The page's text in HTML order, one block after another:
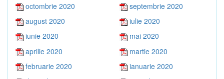
octombrie 2020
septembrie 2020
august 2020
iulie 2020
iunie 2020
mai 2020
aprilie 2020
martie 2020
februarie 2020
ianuarie 2020